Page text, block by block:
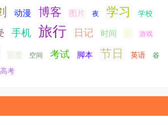
动漫 博客 图片 夜 学习 学校
手机 旅行 日记 时间 梦 游戏
百度 空间 考试 脚本 节日 英语 谷
高考